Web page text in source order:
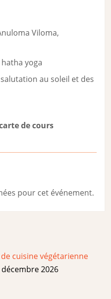
Viloma,
yoga
au soleil et des
de cours
pour cet événement.
de cuisine végétarienne
décembre 2026